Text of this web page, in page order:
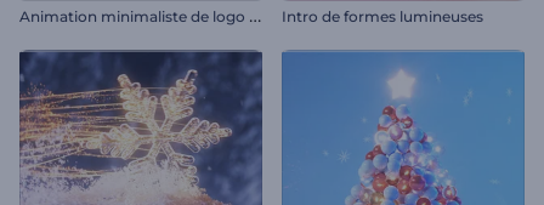
A
nimation minimaliste de logo d'entreprise Intro de formes lumineuses